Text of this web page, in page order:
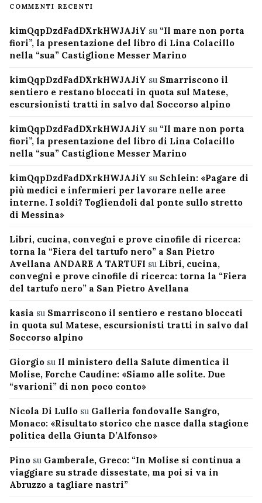
COMMENTI RECENTI
kimQqpDzdFadDXrkHWJAJiY su “Il mare non porta
fiori”, la presentazione del libro di Lina Colacillo
nella “sua” Castiglione Messer Marino
kimQqpDzdFadDXrkHWJAJiY su Smarriscono il
sentiero e restano bloccati in quota sul Matese,
escursionisti tratti in salvo dal Soccorso alpino
kimQqpDzdFadDXrkHWJAJiY su “Il mare non porta
fiori”, la presentazione del libro di Lina Colacillo
nella “sua” Castiglione Messer Marino
kimQqpDzdFadDXrkHWJAJiY su Schlein: «Pagare di
più medici e infermieri per lavorare nelle aree
interne. I soldi? Togliendoli dal ponte sullo stretto
di Messina»
Libri, cucina, convegni e prove cinofile di ricerca:
torna la “Fiera del tartufo nero” a San Pietro
Avellana ANDARE A TARTUFI su Libri, cucina,
convegni e prove cinofile di ricerca: torna la “Fiera
del tartufo nero” a San Pietro Avellana
kasia su Smarriscono il sentiero e restano bloccati
in quota sul Matese, escursionisti tratti in salvo dal
Soccorso alpino
Giorgio su Il ministero della Salute dimentica il
Molise, Forche Caudine: «Siamo alle solite. Due
“svarioni” di non poco conto»
Nicola Di Lullo su Galleria fondovalle Sangro,
Monaco: «Risultato storico che nasce dalla stagione
politica della Giunta D’Alfonso»
Pino su Gamberale, Greco: “In Molise si continua a
viaggiare su strade dissestate, ma poi si va in
Abruzzo a tagliare nastri”